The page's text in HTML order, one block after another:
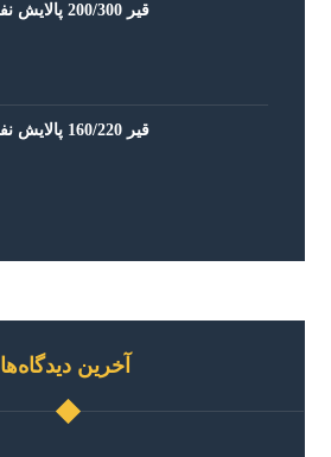
قیر 200/300 پالایش نفت مهر پارسیان
قیر 160/220 پالایش نفت مهر پارسیان
آخرین دیدگاه‌ها